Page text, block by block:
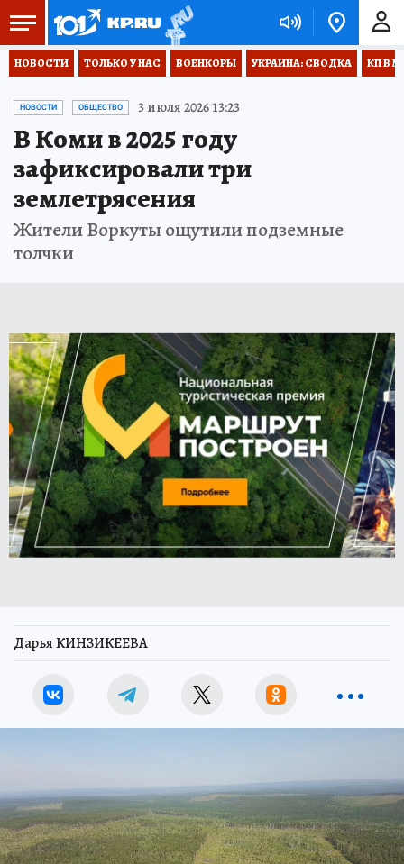
НОВОСТИ ТОЛЬКО У НАС ВОЕНКОРЫ УКРАИНА: СВОДКА КП В
НОВОСТИ ОБЩЕСТВО 3 июля 2026 13:23
В Коми в 2025 году
зафиксировали три
землетрясения
Жители Воркуты ощутили подземные
толчки
Дарья КИНЗИКЕЕВА